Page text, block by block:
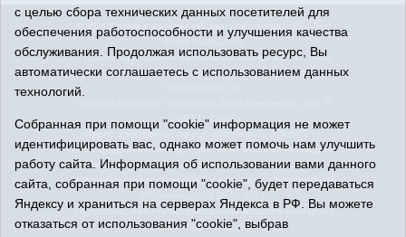
© 2026 Сетевое издание «Ишимская правда». 16+. Все
права защищены.
© При использовании материалов ссылка обязательна.
Адрес редакции: 627750 Тюменская область, г. Ишим, ул.
(34551) 23814
Адрес электронной почты:
IshimPravda-1@obl72.ru
Регистрационный номер СМИ Эл № ФС77-69445 выдано
Федеральной службой по надзору в сфере связи,
информационных технологий и массовых коммуникаций
Учредитель: АНО «Информационно-издательский центр
«Ишимская правда».
с целью сбора технических данных посетителей для
обеспечения работоспособности и улучшения качества
обслуживания. Продолжая использовать ресурс, Вы
автоматически соглашаетесь с использованием данных
технологий.
Собранная при помощи "cookie" информация не может
идентифицировать вас, однако может помочь нам улучшить
работу сайта. Информация об использовании вами данного
сайта, собранная при помощи "cookie", будет передаваться
Яндексу и храниться на серверах Яндекса в РФ. Вы можете
отказаться от использования "cookie", выбрав